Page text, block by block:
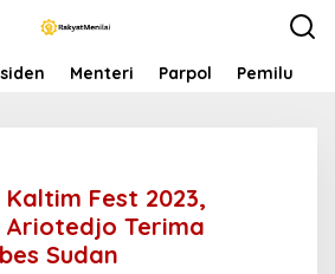
Menteri Parpol Pemilu
Fest 2023,
Terima
Sudan